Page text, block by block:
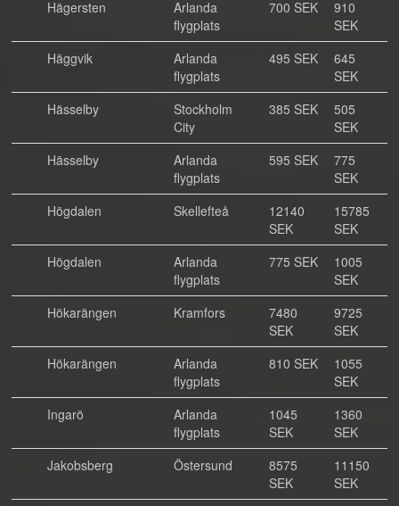
Hägersten
Arlanda
flygplats
700 SEK
910
SEK
Häggvik
Arlanda
flygplats
495 SEK
645
SEK
Hässelby
Stockholm
City
385 SEK
505
SEK
Hässelby
Arlanda
flygplats
595 SEK
775
SEK
Högdalen
Skellefteå
12140
SEK
15785
SEK
Högdalen
Arlanda
flygplats
775 SEK
1005
SEK
Hökarängen
Kramfors
7480
SEK
9725
SEK
Hökarängen
Arlanda
flygplats
810 SEK
1055
SEK
Ingarö
Arlanda
flygplats
1045
SEK
1360
SEK
Jakobsberg
Östersund
8575
SEK
11150
SEK